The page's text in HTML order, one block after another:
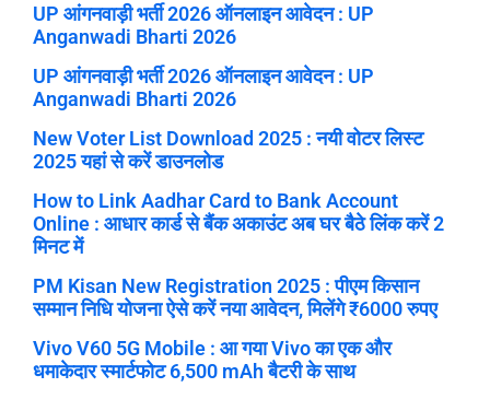
UP आंगनवाड़ी भर्ती 2026 ऑनलाइन आवेदन : UP
Anganwadi Bharti 2026
UP आंगनवाड़ी भर्ती 2026 ऑनलाइन आवेदन : UP
Anganwadi Bharti 2026
New Voter List Download 2025 : नयी वोटर लिस्ट
2025 यहां से करें डाउनलोड
How to Link Aadhar Card to Bank Account
Online : आधार कार्ड से बैंक अकाउंट अब घर बैठे लिंक करें 2
मिनट में
PM Kisan New Registration 2025 : पीएम किसान
सम्मान निधि योजना ऐसे करें नया आवेदन, मिलेंगे ₹6000 रुपए
Vivo V60 5G Mobile : आ गया Vivo का एक और
धमाकेदार स्मार्टफोट 6,500 mAh बैटरी के साथ